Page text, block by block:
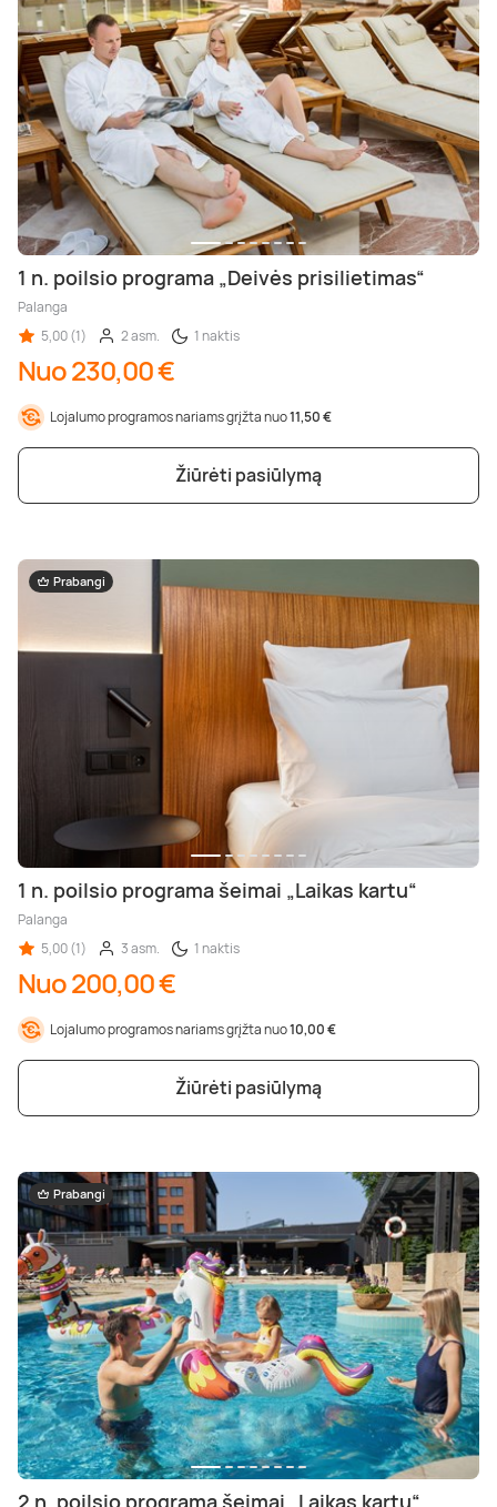
1 n. poilsio programa „Deivės prisilietimas“
Palanga
5,00 (1)
2 asm. 1 naktis
Nuo 230,00 €
Lojalumo programos nariams grįžta nuo11,50 €
Žiūrėti pasiūlymą
Prabangi
1 n. poilsio programa šeimai „Laikas kartu“
Palanga
5,00 (1)
3 asm. 1 naktis
Nuo 200,00 €
Lojalumo programos nariams grįžta nuo10,00 €
Žiūrėti pasiūlymą
Prabangi
2 n. poilsio programa šeimai „Laikas kartu“